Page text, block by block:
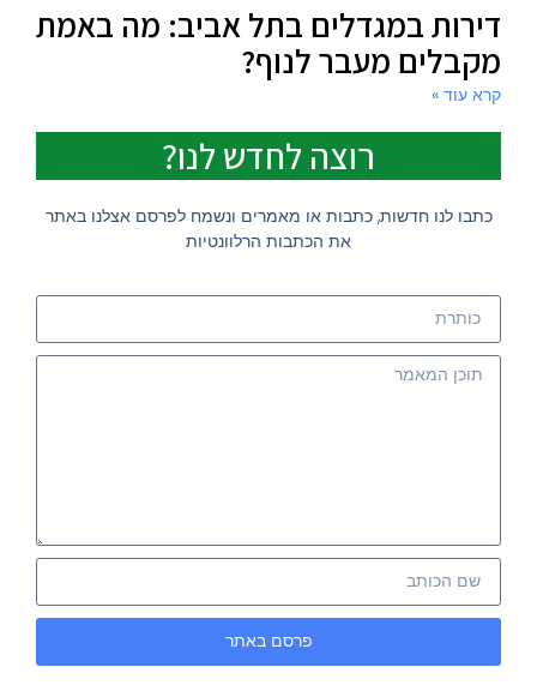
דירות במגדלים בתל אביב: מה באמת
מקבלים מעבר לנוף?
קרא עוד »
רוצה לחדש לנו?
כתבו לנו חדשות, כתבות או מאמרים ונשמח לפרסם אצלנו באתר
את הכתבות הרלוונטיות
פרסם באתר